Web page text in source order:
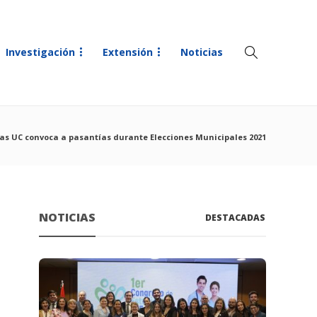
Investigación Extensión Noticias
UC convoca a pasantías durante Elecciones Municipales 2021
NOTICIAS DESTACADAS